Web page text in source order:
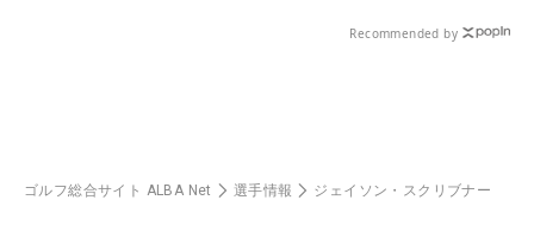
Recommended by
ゴルフ総合サイト ALBA Net 選手情報 ジェイソン・スクリブナー